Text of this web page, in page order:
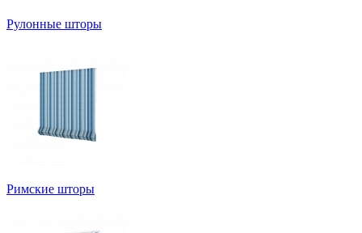
Рулонные шторы
Римские шторы